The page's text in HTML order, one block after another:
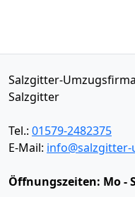
Salzgitter-
Salzgitter
Tel.: 01579-2482375
E-Mail:
Öffnungszeiten: Mo -